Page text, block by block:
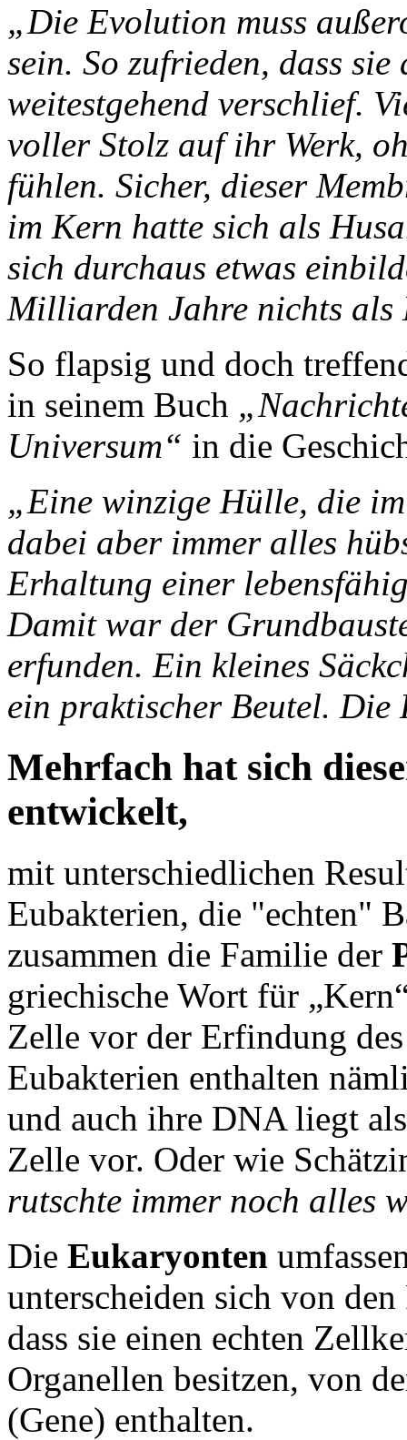
„Die Evolution muss
sein. So zufrieden, dass
weitestgehend verschlief.
voller Stolz auf ihr Werk,
fühlen. Sicher, dieser
im Kern hatte sich als
sich durchaus etwas
Milliarden Jahre nichts als
So flapsig und doch
in seinem Buch „
Universum“ in die
„Eine winzige Hülle, die
dabei aber immer alles
Erhaltung einer
Damit war der
erfunden. Ein kleines
ein praktischer Beutel.
Mehrfach hat sich
entwickelt,
mit unterschiedlichen
Eubakterien, die "echten"
zusammen die Familie der
griechische Wort für
Zelle vor der Erfindung
Eubakterien enthalten
und auch ihre DNA liegt
Zelle vor. Oder wie
rutschte immer noch alles
Die Eukaryonten
unterscheiden sich von
dass sie einen echten
Organellen besitzen, von
(Gene) enthalten.